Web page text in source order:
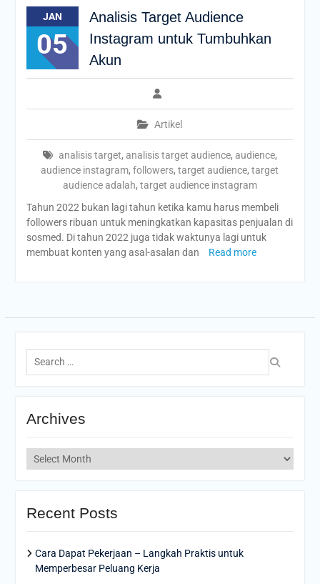
JAN
05
Analisis Target Audience
Instagram untuk Tumbuhkan
Akun
Artikel
analisis target, analisis target audience, audience,
audience instagram,followers,target audience,target
audience adalah, target audience instagram
Tahun 2022 bukan lagi tahun ketika kamu harus membeli
followers ribuan untuk meningkatkan kapasitas penjualan di
sosmed. Di tahun 2022 juga tidak waktunya lagi untuk
membuat konten yang asal-asalan dan
Read more
Search
for:
Archives
Archives
Recent Posts
Cara Dapat Pekerjaan – Langkah Praktis untuk
Memperbesar Peluang Kerja